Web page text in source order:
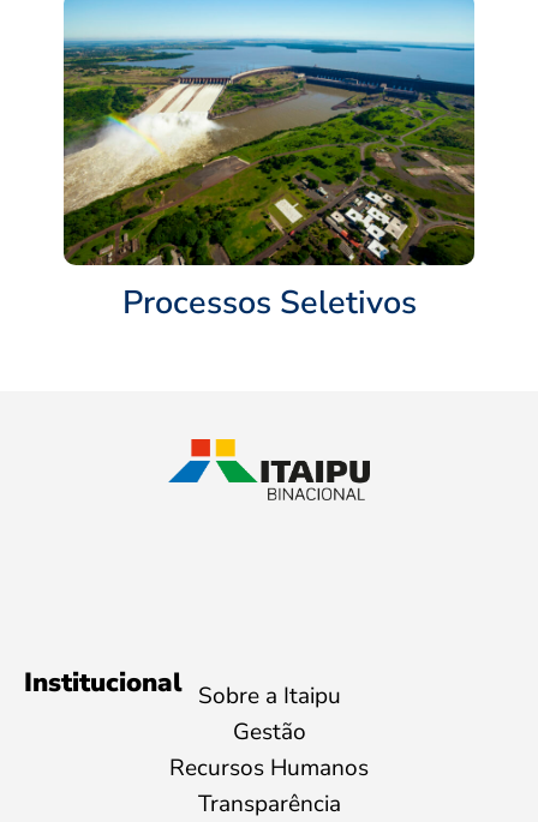
Processos Seletivos
Institucional Sobre a Itaipu
Gestão
Recursos Humanos
Transparência